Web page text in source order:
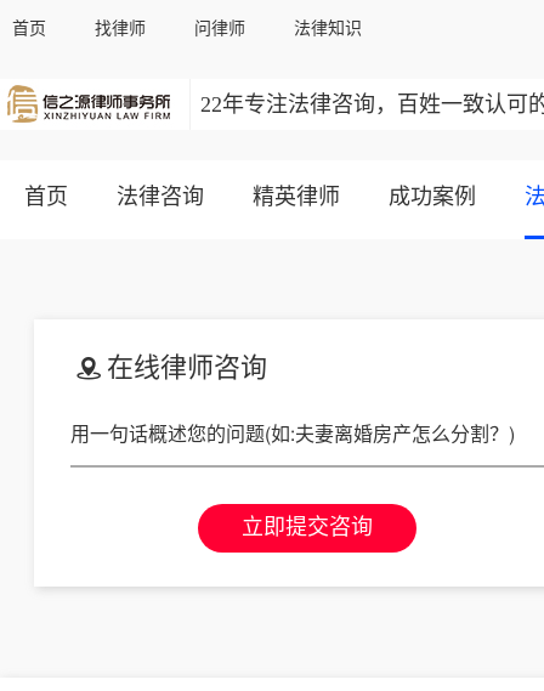
首页 找律师 问律师 法律知识
22年专注法律咨询，百姓一致认可
首页 法律咨询 精英律师 成功案例
在线律师咨询
立即提交咨询